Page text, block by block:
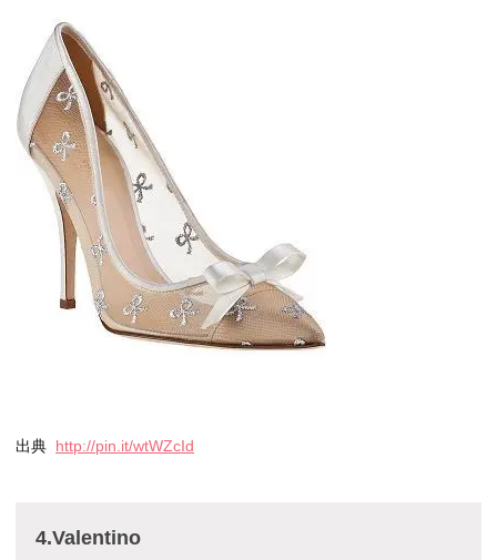
出典 http://pin.it/wtWZcId
4.Valentino